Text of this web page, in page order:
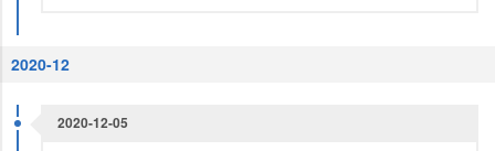
2020-12
2020-12-05